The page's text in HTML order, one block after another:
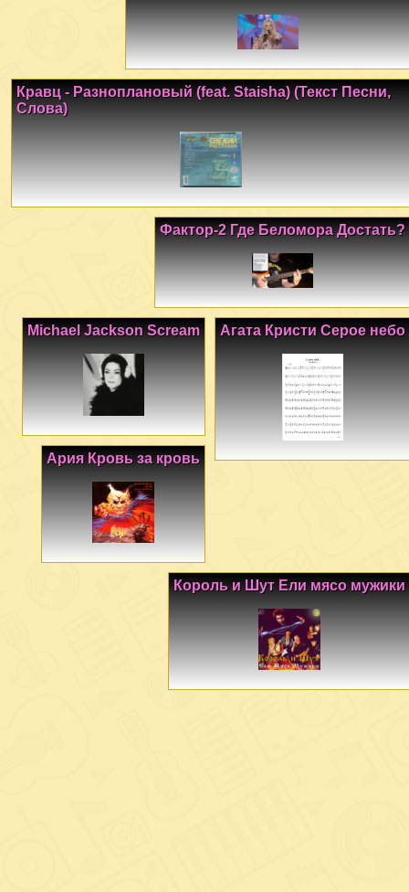
Кравц - Разноплановый (feat. Staisha) (Текст Песни,
Слова)
Фактор-2 Где Беломора Достать?
Агата Кристи Серое небо
Michael Jackson Scream
Ария Кровь за кровь
Король и Шут Ели мясо мужики